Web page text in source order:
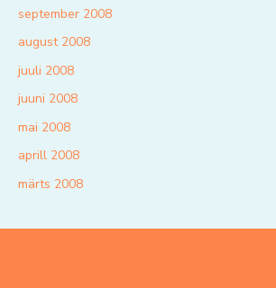
september 2008
august 2008
juuli 2008
juuni 2008
mai 2008
aprill 2008
märts 2008